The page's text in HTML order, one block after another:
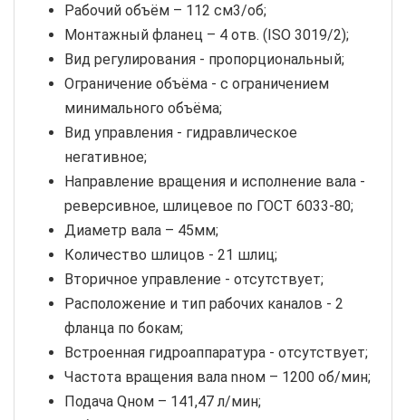
Рабочий объём – 112 см3/об;
Монтажный фланец – 4 отв. (ISO 3019/2);
Вид регулирования - пропорциональный;
Ограничение объёма - с ограничением
минимального объёма;
Вид управления - гидравлическое
негативное;
Направление вращения и исполнение вала -
реверсивное, шлицевое по ГОСТ 6033-80;
Диаметр вала – 45мм;
Количество шлицов - 21 шлиц;
Вторичное управление - отсутствует;
Расположение и тип рабочих каналов - 2
фланца по бокам;
Встроенная гидроаппаратура - отсутствует;
Частота вращения вала nном – 1200 об/мин;
Подача Qном – 141,47 л/мин;